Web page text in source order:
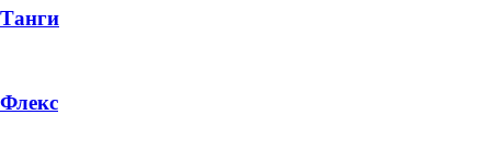
Танги
Флекс